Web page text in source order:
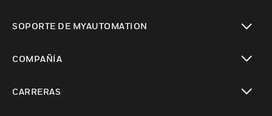
SOPORTE DE MYAUTOMATION
COMPAÑÍA
CARRERAS